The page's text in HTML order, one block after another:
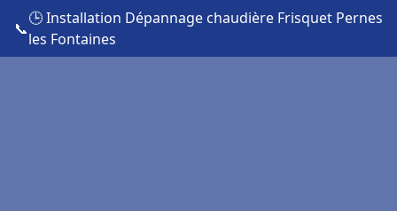
📞
🕒 Installation Dépannage chaudière Frisquet Pernes
les Fontaines